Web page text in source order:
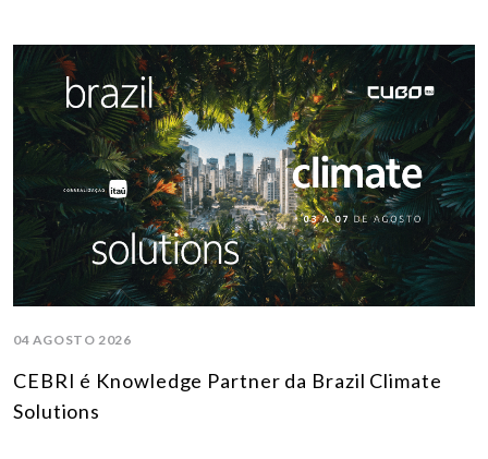
04 AGOSTO 2026
CEBRI é Knowledge Partner da Brazil Climate
Solutions